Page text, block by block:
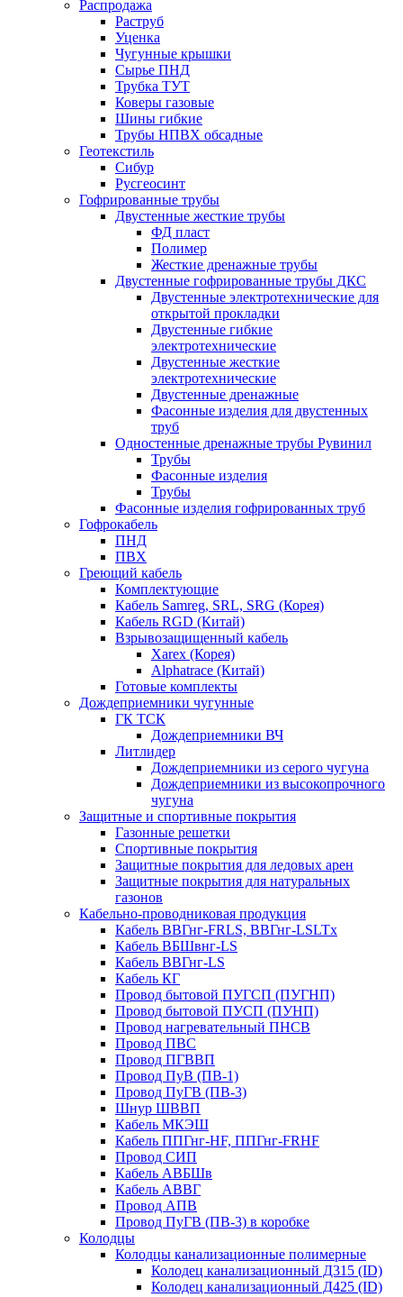
Распродажа
Раструб
Уценка
Чугунные крышки
Сырье ПНД
Трубка ТУТ
Коверы газовые
Шины гибкие
Трубы НПВХ обсадные
Геотекстиль
Сибур
Русгеосинт
Гофрированные трубы
Двустенные жесткие трубы
ФД пласт
Полимер
Жесткие дренажные трубы
Двустенные гофрированные трубы ДКС
Двустенные электротехнические для
открытой прокладки
Двустенные гибкие
электротехнические
Двустенные жесткие
электротехнические
Двустенные дренажные
Фасонные изделия для двустенных
труб
Одностенные дренажные трубы Рувинил
Трубы
Фасонные изделия
Трубы
Фасонные изделия гофрированных труб
Гофрокабель
ПНД
ПВХ
Греющий кабель
Комплектующие
Кабель Samreg, SRL, SRG (Корея)
Кабель RGD (Китай)
Взрывозащищенный кабель
Xarex (Корея)
Alphatrace (Китай)
Готовые комплекты
Дождеприемники чугунные
ГК ТСК
Дождеприемники ВЧ
Литлидер
Дождеприемники из серого чугуна
Дождеприемники из высокопрочного
чугуна
Защитные и спортивные покрытия
Газонные решетки
Спортивные покрытия
Защитные покрытия для ледовых арен
Защитные покрытия для натуральных
газонов
Кабельно-проводниковая продукция
Кабель ВВГнг-FRLS, ВВГнг-LSLTx
Кабель ВБШвнг-LS
Кабель ВВГнг-LS
Кабель КГ
Провод бытовой ПУГСП (ПУГНП)
Провод бытовой ПУСП (ПУНП)
Провод нагревательный ПНСВ
Провод ПВС
Провод ПГВВП
Провод ПуВ (ПВ-1)
Провод ПуГВ (ПВ-3)
Шнур ШВВП
Кабель МКЭШ
Кабель ППГнг-HF, ППГнг-FRHF
Провод СИП
Кабель АВБШв
Кабель АВВГ
Провод АПВ
Провод ПуГВ (ПВ-3) в коробке
Колодцы
Колодцы канализационные полимерные
Колодец канализационный Д315 (ID)
Колодец канализационный Д425 (ID)